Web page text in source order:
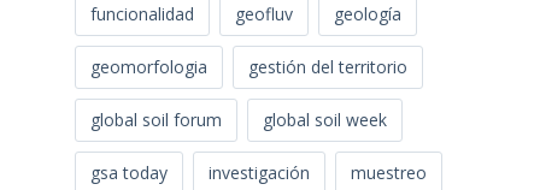
funcionalidad geofluv geología
geomorfologia gestión del territorio
global soil forum global soil week
gsa today investigación muestreo